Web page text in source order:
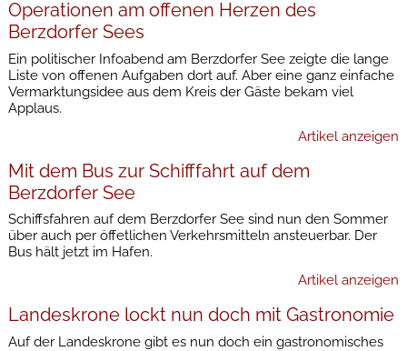
Operationen am offenen Herzen des
Berzdorfer Sees
Ein politischer Infoabend am Berzdorfer See zeigte die lange
Liste von offenen Aufgaben dort auf. Aber eine ganz einfache
Vermarktungsidee aus dem Kreis der Gäste bekam viel
Applaus.
Artikel anzeigen
Mit dem Bus zur Schifffahrt auf dem
Berzdorfer See
Schiffsfahren auf dem Berzdorfer See sind nun den Sommer
über auch per öffetlichen Verkehrsmitteln ansteuerbar. Der
Bus hält jetzt im Hafen.
Artikel anzeigen
Landeskrone lockt nun doch mit Gastronomie
Auf der Landeskrone gibt es nun doch ein gastronomisches